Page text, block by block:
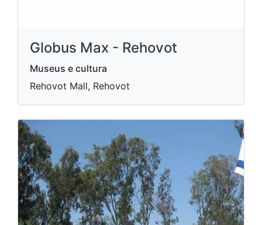
Globus Max - Rehovot
Museus e cultura
Rehovot Mall, Rehovot